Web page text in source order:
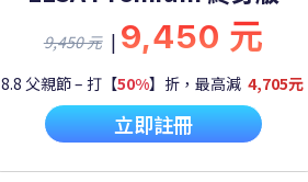
9,450 元 | 9,450 元
8.8 父親節 – 打【50%】折，最高減 4,705元
立即註冊